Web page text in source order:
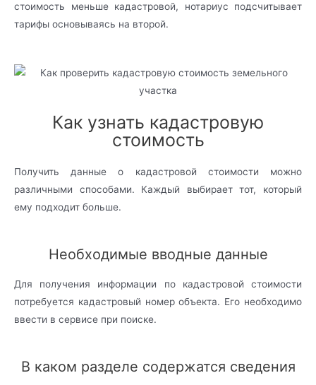
стоимость меньше кадастровой, нотариус подсчитывает
тарифы основываясь на второй.
Как узнать кадастровую
стоимость
Получить данные о кадастровой стоимости можно
различными способами. Каждый выбирает тот, который
ему подходит больше.
Необходимые вводные данные
Для получения информации по кадастровой стоимости
потребуется кадастровый номер объекта. Его необходимо
ввести в сервисе при поиске.
В каком разделе содержатся сведения